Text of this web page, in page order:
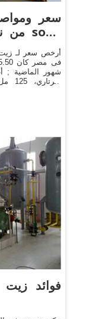
سعر
شهور الماضية ;
فوائد زيت